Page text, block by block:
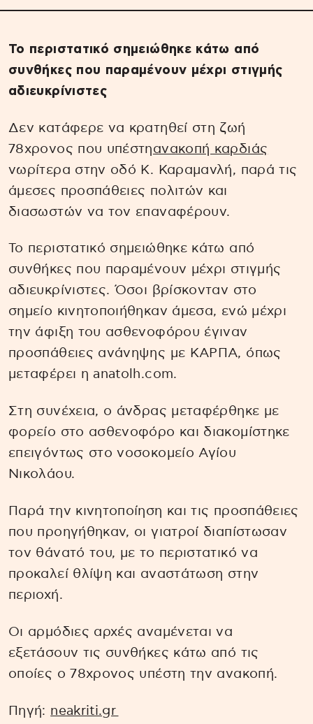
Το περιστατικό σημειώθηκε κάτω από
συνθήκες που παραμένουν μέχρι στιγμής
αδιευκρίνιστες
Δεν κατάφερε να κρατηθεί στη ζωή
78χρονος που υπέστηανακοπή καρδιάς
νωρίτερα στην οδό Κ. Καραμανλή, παρά τις
άμεσες προσπάθειες πολιτών και
διασωστών να τον επαναφέρουν.
Το περιστατικό σημειώθηκε κάτω από
συνθήκες που παραμένουν μέχρι στιγμής
αδιευκρίνιστες. Όσοι βρίσκονταν στο
σημείο κινητοποιήθηκαν άμεσα, ενώ μέχρι
την άφιξη του ασθενοφόρου έγιναν
προσπάθειες ανάνηψης με ΚΑΡΠΑ, όπως
μεταφέρει η anatolh.com.
Στη συνέχεια, ο άνδρας μεταφέρθηκε με
φορείο στο ασθενοφόρο και διακομίστηκε
επειγόντως στο νοσοκομείο Αγίου
Νικολάου.
Παρά την κινητοποίηση και τις προσπάθειες
που προηγήθηκαν, οι γιατροί διαπίστωσαν
τον θάνατό του, με το περιστατικό να
προκαλεί θλίψη και αναστάτωση στην
περιοχή.
Οι αρμόδιες αρχές αναμένεται να
εξετάσουν τις συνθήκες κάτω από τις
οποίες ο 78χρονος υπέστη την ανακοπή.
Πηγή: neakriti.gr